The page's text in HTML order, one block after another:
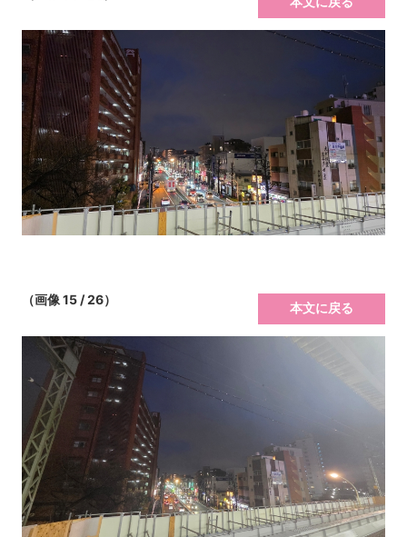
（画像 15 / 26）
本文に戻る